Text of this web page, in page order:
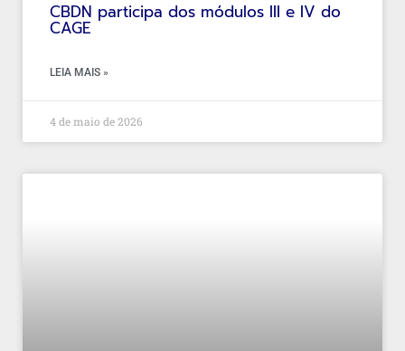
CBDN participa dos módulos III e IV do
CAGE
LEIA MAIS »
4 de maio de 2026